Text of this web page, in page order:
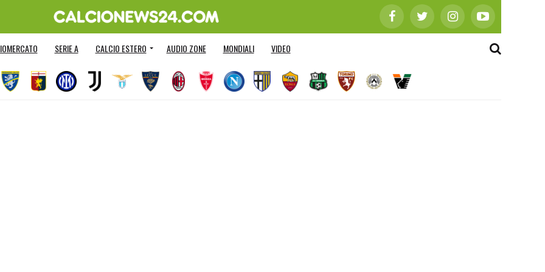
SERIE A CALCIO ESTERO AUDIO ZONE MONDIALI VIDEO